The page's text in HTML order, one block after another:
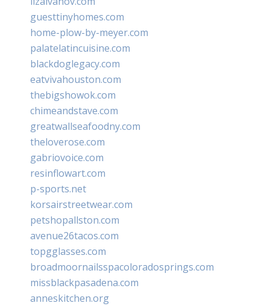
guesttinyhomes.com
home-plow-by-meyer.com
palatelatincuisine.com
blackdoglegacy.com
eatvivahouston.com
thebigshowok.com
chimeandstave.com
greatwallseafoodny.com
theloverose.com
gabriovoice.com
resinflowart.com
p-sports.net
korsairstreetwear.com
petshopallston.com
avenue26tacos.com
topgglasses.com
broadmoornailsspacoloradosprings.com
missblackpasadena.com
anneskitchen.org